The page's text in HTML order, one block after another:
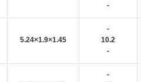
-
5.24×1.9×1.45
-
10.2
-
-